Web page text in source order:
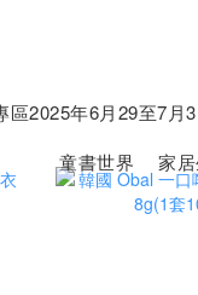
區2025年6月29至7月
童書世界
家